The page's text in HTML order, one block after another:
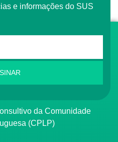
e informações do SUS
(CPLP)